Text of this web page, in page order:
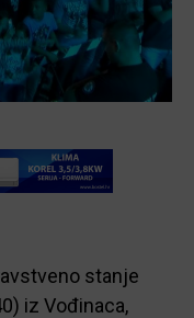
stanje
iz Vođinaca,